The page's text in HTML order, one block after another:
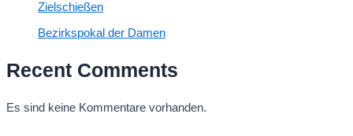
Zielschießen
Bezirkspokal der Damen
Recent Comments
Es sind keine Kommentare vorhanden.